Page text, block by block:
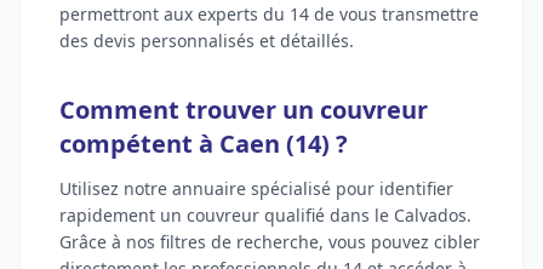
permettront aux experts du 14 de vous transmettre
des devis personnalisés et détaillés.
Comment trouver un couvreur
compétent à Caen (14) ?
Utilisez notre annuaire spécialisé pour identifier
rapidement un couvreur qualifié dans le Calvados.
Grâce à nos filtres de recherche, vous pouvez cibler